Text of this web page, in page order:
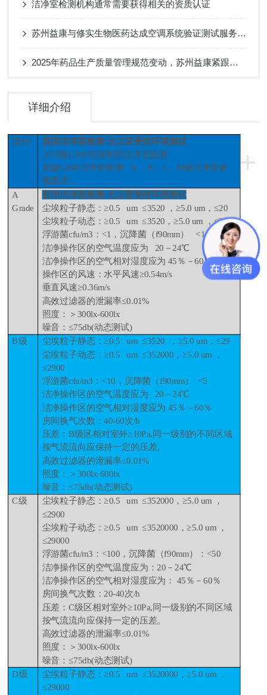
洁净室检测机构通常需要获得相关的资质认证
苏州益康与修实生物医药达成空调系统验证测试服务合作
2025年药品生产质量管理规范变动，苏州益康紧跟法规满足客户需求
详细介绍
+
级别 医用洁净室检测-无尘室受控环境测试
2010版GMP生物制药洁净室检测
新版GMP洁净室检测 A 、B、C、D级洁净室参
数要求
A
Grade
医用洁净室检测-无尘室受控环境测试
尘埃粒子静态：≥0.5 um ≤3520 ，≥5.0 um，≤20
尘埃粒子动态：≥0.5 um ≤3520，≥5.0 um ，≤20
浮游菌cfu/m3：<1，沉降菌（f90mm） <1
洁净操作区的空气温度应为 20－24℃
洁净操作区的空气相对湿度应为 45％－60％
操作区的风速：水平风速≥0.54m/s
垂直风速≥0.36m/s
高效过滤器的泄漏率≤0.01%
照度：＞300lx-600lx
噪音：≤75db(动态测试)
B级
尘埃粒子静态：≥0.5 um ≤3520 ，≥5.0 um，≤29
尘埃粒子动态：≥0.5 um ≤352000，≥5.0 um ，
≤2900
浮游菌cfu/m3：<10，沉降菌（f90mm） <5
洁净操作区的空气温度应为 20－24℃
洁净操作区的空气相对湿度应为 45％－60％
房间换气次数：40-60次/h
压差：B级区相对室外≥10Pa,同一级别的不同区域
按气流流向应保持一定的压差。
高效过滤器的泄漏率≤0.01%
照度：＞300lx-600lx
噪音：≤75db(动态测试)
C级
尘埃粒子静态：≥0.5 um ≤352000，≥5.0 um ，
≤2900
尘埃粒子动态：≥0.5 um ≤3520000，≥5.0 um ，
≤29000
浮游菌cfu/m3：<100，沉降菌（f90mm）：<50
洁净操作区的空气温度应为：20－24℃
洁净操作区的空气相对湿度应为： 45％－60％
房间换气次数：20-40次/h
压差：C级区相对室外≥10Pa,同一级别的不同区域
按气流流向应保持一定的压差。
高效过滤器的泄漏率≤0.01%
照度：＞300lx-600lx
噪音：≤75db(动态测试)
D级
尘埃粒子静态：≥0.5 um ≤3520000，≥5.0 um ，
≤29000